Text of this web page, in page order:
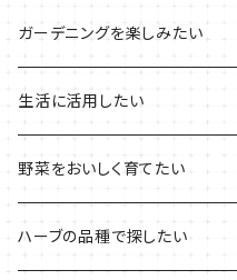
その他のプランターの栽培キット
2021年のハロウィン
2021年のクリスマス
フレッシュハーブ
リラックスしたい時に
シャキッとしたい時に
デトックスに
気分で香りを楽しみたい
料理の定番ハーブ
イタリア料理に
魚料理に
BBQ・肉料理に
ガーデニングを楽しみたい
花を楽しみたい
カラーリーフ
ハーブガーデンづくりに
生活に活用したい
パーティーハーブ
インスタ映えハーブ
野菜をおいしく育てたい
トマトのコンパニオン
ハーブの品種で探したい